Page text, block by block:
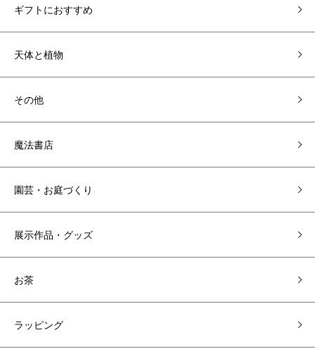
ギフトにおすすめ
天体と植物
その他
魔法書店
園芸・お庭づくり
展示作品・グッズ
お茶
ラッピング